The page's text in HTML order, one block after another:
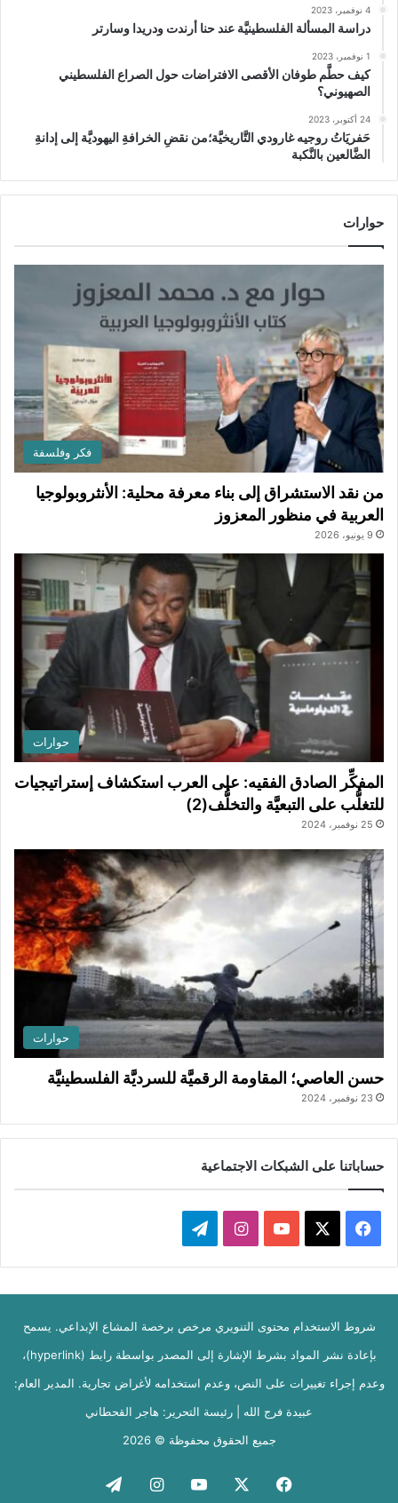
4 نوفمبر، 2023
دراسة المسألة الفلسطينيَّة عند حنا أرندت ودريدا وسارتر
1 نوفمبر، 2023
كيف حطَّم طوفان الأقصى الافتراضات حول الصراع الفلسطيني
الصهيوني؟
24 أكتوبر، 2023
حَفريَاتُ روجيه غارودي التَّاريخيَّة؛من نقضِ الخرافةِ اليهوديَّة إلى إدانةِ
الضَّالعين بالنَّكبة
حوارات
فكر وفلسفة
من نقد الاستشراق إلى بناء معرفة محلية: الأنثروبولوجيا
العربية في منظور المعزوز
9 يونيو، 2026
حوارات
المفكِّر الصادق الفقيه: على العرب استكشاف إستراتيجيات
للتغلُّب على التبعيَّة والتخلُّف(2)
25 نوفمبر، 2024
حوارات
حسن العاصي؛ المقاومة الرقميَّة للسرديَّة الفلسطينيَّة
23 نوفمبر، 2024
حساباتنا على الشبكات الاجتماعية
فيسبوك ‫YouTubeانستقرامتيلقرام
شروط الاستخدام محتوى التنويري مرخص برخصة المشاع الإبداعي. يسمح
بإعادة نشر المواد بشرط الإشارة إلى المصدر بواسطة رابط (hyperlink)،
وعدم إجراء تغييرات على النص، وعدم استخدامه لأغراض تجارية. المدير العام:
عبيدة فرج الله | رئيسة التحرير: هاجر القحطاني
جميع الحقوق محفوظة © 2026
فيسبوك ‫YouTubeانستقرامتيلقرام